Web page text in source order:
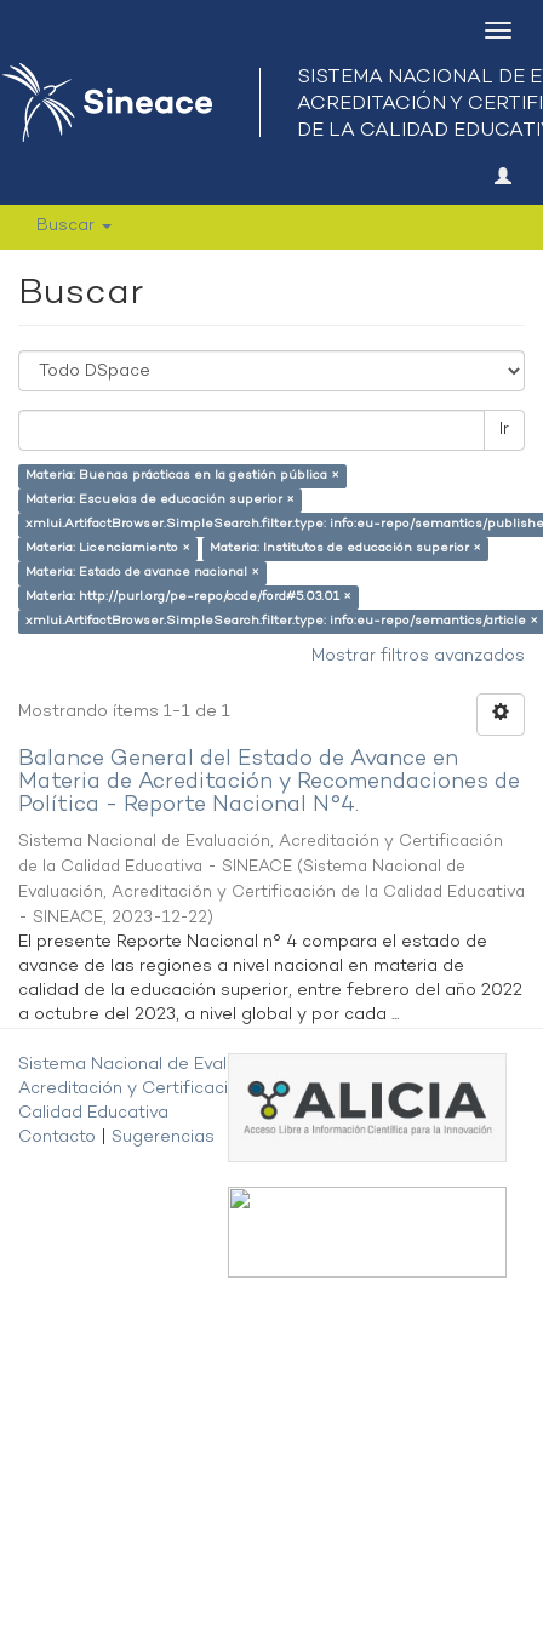
Buscar
Buscar
Ir
Materia: Buenas prácticas en la gestión pública ×
Materia: Escuelas de educación superior ×
xmlui.ArtifactBrowser.SimpleSearch.filter.type: info:eu-repo/semantics/
Materia: Licenciamiento ×
Materia: Institutos de educación superior ×
Materia: Estado de avance nacional ×
Materia: http://purl.org/pe-repo/ocde/ford#5.03.01 ×
xmlui.ArtifactBrowser.SimpleSearch.filter.type: info:eu-repo/semantics/article ×
Mostrar filtros avanzados
Mostrando ítems 1-1 de 1
Balance General del Estado de Avance en
Materia de Acreditación y Recomendaciones de
Política - Reporte Nacional N°4.
Sistema Nacional de Evaluación, Acreditación y Certificación
de la Calidad Educativa - SINEACE (Sistema Nacional de
Evaluación, Acreditación y Certificación de la Calidad Educativa
- SINEACE, 2023-12-22)
El presente Reporte Nacional n° 4 compara el estado de
avance de las regiones a nivel nacional en materia de
calidad de la educación superior, entre febrero del año 2022
a octubre del 2023, a nivel global y por cada ...
Sistema Nacional de Evaluación,
Acreditación y Certificación de la
Calidad Educativa
Contacto
Sugerencias